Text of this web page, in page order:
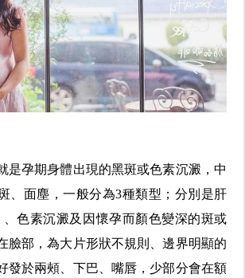
是孕期身體出現的黑斑或色素沉澱，中
、面塵，一般分為3種類型；分別是肝
、色素沉澱及因懷孕而顏色變深的斑或
臉部，為大片形狀不規則、邊界明顯的
發於兩頰、下巴、嘴唇，少部分會在額